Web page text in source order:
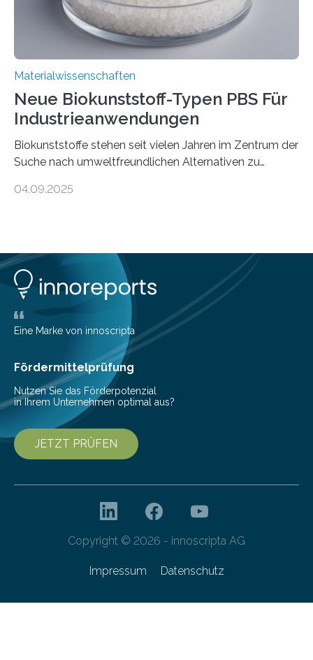
Materialwissenschaften
Neue Biokunststoff-Typen PBS Für
Industrieanwendungen
Biokunststoffe stehen seit vielen Jahren im Zentrum der
Suche nach umweltfreundlichen Alternativen zu
an fossilen Rohstoffen reduzieren, schonen Ressourcen
lassen. Genau daran arbeitet das Fraunhofer-Institut für
Angewandte Polymerforschung IAP im Potsdam
Science Park und stellt seine Entwicklungen im Bereich
biobasierter und bioabbaubarer Kunststoffe auf der K
Messe 2025 vor, der internationalen…
04.09.2025
Eine Marke von innoscripta
Fördermittelprüfung
Nutzen Sie das Förderpotenzial
in Ihrem Unternehmen optimal aus?
JETZT PRÜFEN
Copyright © 2026 - innoscripta AG
Impressum Datenschutz